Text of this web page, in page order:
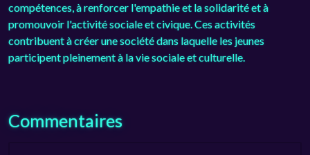
compétences, à renforcer l'empathie et la solidarité et à
promouvoir l'activité sociale et civique. Ces activités
contribuent à créer une société dans laquelle les jeunes
participent pleinement à la vie sociale et culturelle.
Commentaires